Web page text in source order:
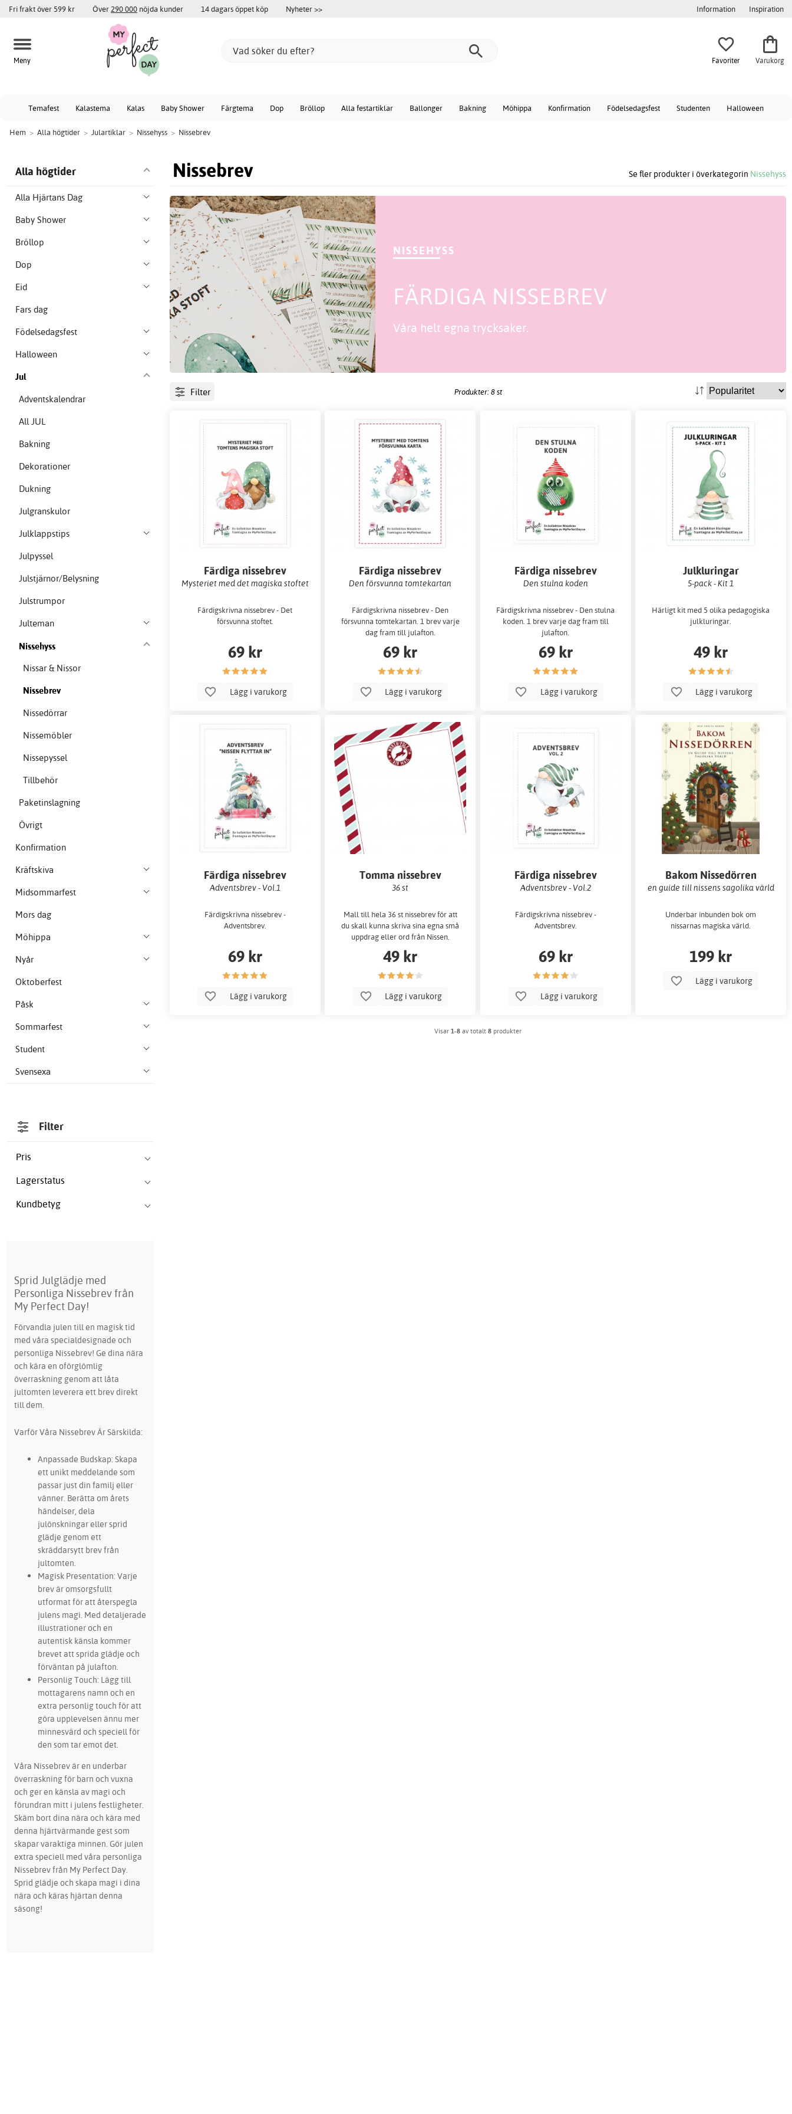
Fri frakt över 599 kr Över 290 000 nöjda kunder 14 dagars öppet köp Nyheter >> Information Inspiration
Meny Favoriter Varukorg
Temafest Kalastema Kalas Baby Shower Färgtema Dop Bröllop Alla festartiklar Ballonger Bakning Möhippa Konfirmation Födelsedagsfest Studenten Halloween
Hem > Alla högtider > Julartiklar > Nissehyss > Nissebrev
Nissebrev Se fler produkter i överkategorin Nissehyss
NISSEHYSS
FÄRDIGA NISSEBREV
Våra helt egna trycksaker.
Alla högtider
Alla Hjärtans Dag
Baby Shower
Bröllop
Dop
Eid
Fars dag
Födelsedagsfest
Halloween
Jul
Adventskalendrar
All JUL
Bakning
Dekorationer
Dukning
Julgranskulor
Julklappstips
Julpyssel
Julstjärnor/Belysning
Julstrumpor
Julteman
Nissehyss
Nissar & Nissor
Nissebrev
Nissedörrar
Nissemöbler
Nissepyssel
Tillbehör
Paketinslagning
Övrigt
Konfirmation
Kräftskiva
Midsommarfest
Mors dag
Möhippa
Nyår
Oktoberfest
Påsk
Sommarfest
Student
Svensexa
Filter
Pris
Lagerstatus
Kundbetyg
Sprid Julglädje med
Personliga Nissebrev från
My Perfect Day!
Förvandla julen till en magisk tid
med våra specialdesignade och
personliga Nissebrev! Ge dina nära
och kära en oförglömlig
överraskning genom att låta
jultomten leverera ett brev direkt
till dem.
Varför Våra Nissebrev Är Särskilda:
Anpassade Budskap: Skapa
ett unikt meddelande som
passar just din familj eller
vänner. Berätta om årets
händelser, dela
julönskningar eller sprid
glädje genom ett
skräddarsytt brev från
jultomten.
Magisk Presentation: Varje
brev är omsorgsfullt
utformat för att återspegla
julens magi. Med detaljerade
illustrationer och en
autentisk känsla kommer
brevet att sprida glädje och
förväntan på julafton.
Personlig Touch: Lägg till
mottagarens namn och en
extra personlig touch för att
göra upplevelsen ännu mer
minnesvärd och speciell för
den som tar emot det.
Våra Nissebrev är en underbar
överraskning för barn och vuxna
och ger en känsla av magi och
förundran mitt i julens festligheter.
Skäm bort dina nära och kära med
denna hjärtvärmande gest som
skapar varaktiga minnen. Gör julen
extra speciell med våra personliga
Nissebrev från My Perfect Day.
Sprid glädje och skapa magi i dina
nära och käras hjärtan denna
säsong!
Filter Produkter: 8 st
Färdiga nissebrev
Mysteriet med det magiska stoftet
Färdigskrivna nissebrev - Det
försvunna stoftet.
69 kr
Lägg i varukorg
Färdiga nissebrev
Den försvunna tomtekartan
Färdigskrivna nissebrev - Den
försvunna tomtekartan. 1 brev varje
dag fram till julafton.
69 kr
Lägg i varukorg
Färdiga nissebrev
Den stulna koden
Färdigskrivna nissebrev - Den stulna
koden. 1 brev varje dag fram till
julafton.
69 kr
Lägg i varukorg
Julkluringar
5-pack - Kit 1
Härligt kit med 5 olika pedagogiska
julkluringar.
49 kr
Lägg i varukorg
Färdiga nissebrev
Adventsbrev - Vol.1
Färdigskrivna nissebrev -
Adventsbrev.
69 kr
Lägg i varukorg
Tomma nissebrev
36 st
Mall till hela 36 st nissebrev för att
du skall kunna skriva sina egna små
uppdrag eller ord från Nissen.
49 kr
Lägg i varukorg
Färdiga nissebrev
Adventsbrev - Vol.2
Färdigskrivna nissebrev -
Adventsbrev.
69 kr
Lägg i varukorg
Bakom Nissedörren
en guide till nissens sagolika värld
Underbar inbunden bok om
nissarnas magiska värld.
199 kr
Lägg i varukorg
Visar1-8 av totalt8 produkter